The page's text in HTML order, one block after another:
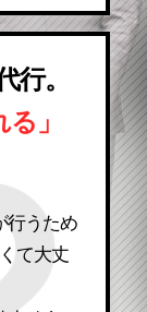
。
」
行うため
て大丈